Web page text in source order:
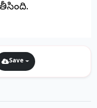
Save